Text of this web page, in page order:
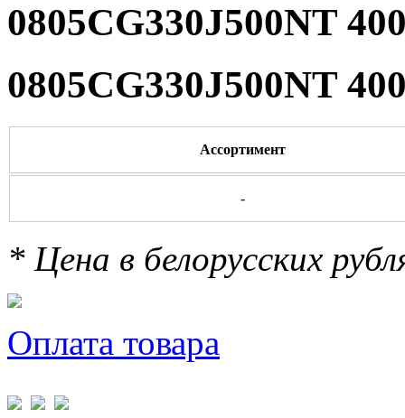
0805CG330J500NT
0805CG330J500NT
Ассортимент
-
* Цена в белорусских
Оплата товара